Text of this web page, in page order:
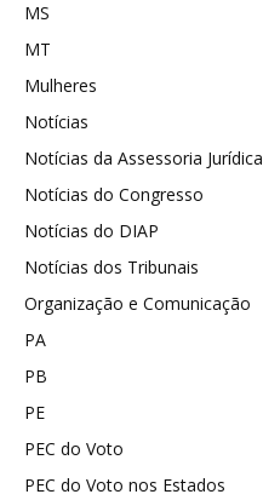
MS
MT
Mulheres
Notícias
Notícias da Assessoria Jurídica
Notícias do Congresso
Notícias do DIAP
Notícias dos Tribunais
Organização e Comunicação
PA
PB
PE
PEC do Voto
PEC do Voto nos Estados